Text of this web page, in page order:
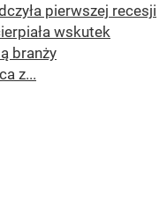
pierwszej recesji
wskutek
branży
z...